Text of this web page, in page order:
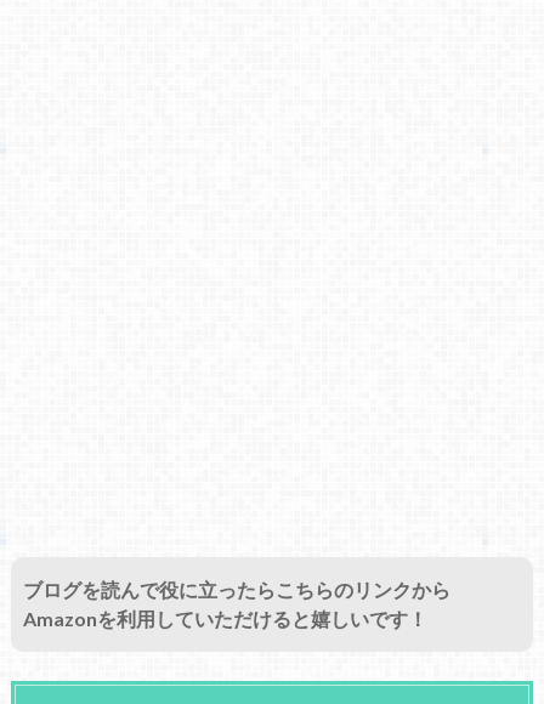
ブログを読んで役に立ったらこちらのリンクから
Amazonを利用していただけると嬉しいです！